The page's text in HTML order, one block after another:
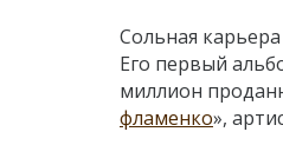
Сольная карьера
Его первый
миллион
фламенко»,